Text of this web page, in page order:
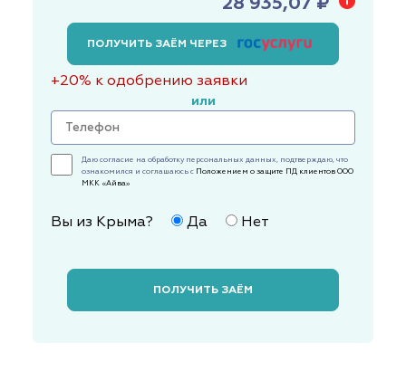
ПОЛУЧИТЬ ЗАЁМ ЧЕРЕЗ
+20% к одобрению заявки
или
Даю согласие на обработку персональных данных, подтверждаю, что
ознакомился и соглашаюсь с Положением о защите ПД клиентов ООО
МКК «Айва»
Вы из Крыма? Да Нет
ПОЛУЧИТЬ ЗАЁМ